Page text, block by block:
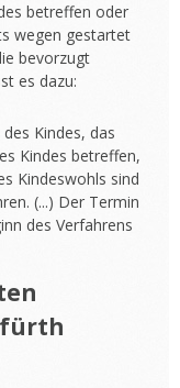
betreffen oder
wegen gestartet
bevorzugt
es dazu:
Kindes, das
Kindes betreffen,
Kindeswohls sind
(...) Der Termin
des Verfahrens